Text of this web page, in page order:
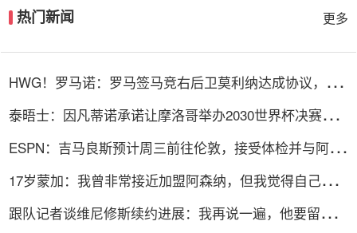
热门新闻 更多
HWG！罗马诺：罗马签马竞右后卫莫利纳达成协议，总
泰晤士：因凡蒂诺承诺让摩洛哥举办2030世界杯决赛，
ESPN：吉马良斯预计周三前往伦敦，接受体检并与阿森
17岁蒙加：我曾非常接近加盟阿森纳，但我觉得自己更适
跟队记者谈维尼修斯续约进展：我再说一遍，他要留下